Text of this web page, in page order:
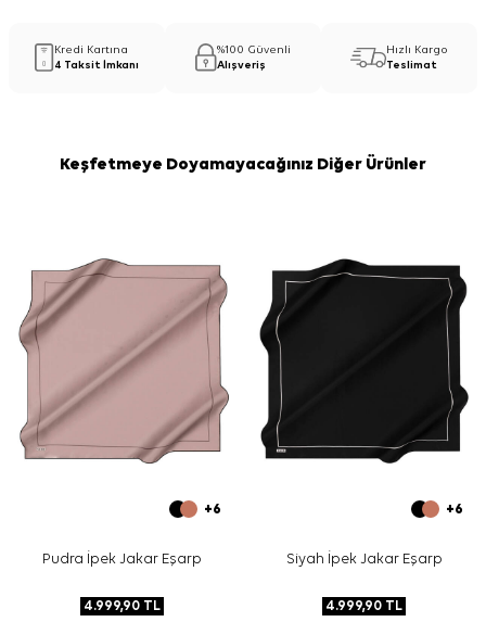
Kredi Kartına
4 Taksit İmkanı
%100 Güvenli
Alışveriş
Hızlı Kargo
Teslimat
Keşfetmeye Doyamayacağınız Diğer Ürünler
+6
Pudra İpek Jakar Eşarp
4.999,90TL
+6
Siyah İpek Jakar Eşarp
4.999,90 TL